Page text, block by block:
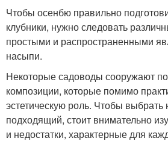
Чтобы осенбю правильно
клубники, нужно следовать
простыми и распространенными
насыпи.
Некоторые садоводы сооружают
композиции, которые помимо
эстетическую роль. Чтобы выбрать
подходящий, стоит внимательно
и недостатки, характерные для